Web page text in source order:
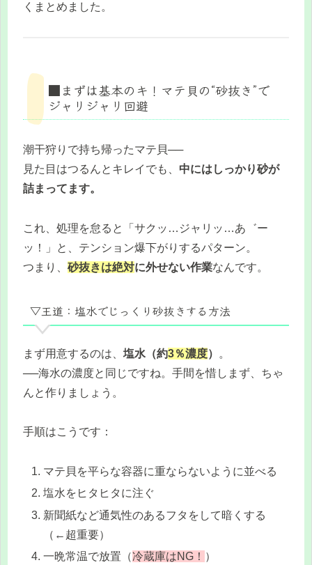
くまとめました。
■まずは基本のキ！マテ貝の“砂抜き”で
ジャリジャリ回避
潮干狩りで持ち帰ったマテ貝──
見た目はつるんとキレイでも、 中にはしっかり砂が
詰まってます。
これ、処理を怠ると「サクッ…ジャリッ…あ゛ー
ッ！」と、テンション爆下がりするパターン。
つまり、 砂抜きは絶対に外せない作業なんです。
▽王道：塩水でじっくり砂抜きする方法
まず用意するのは、 塩水（約3％濃度）
。
──海水の濃度と同じですね。手間を惜しまず、ちゃ
んと作りましょう。
手順はこうです：
マテ貝を平らな容器に重ならないように並べる
塩水をヒタヒタに注ぐ
新聞紙など通気性のあるフタをして暗くする
（←超重要）
一晩常温で放置（冷蔵庫はNG！ ）